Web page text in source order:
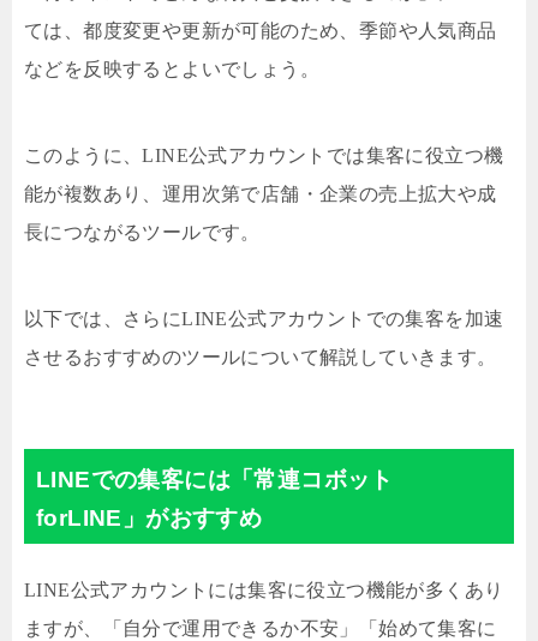
ては、都度変更や更新が可能のため、季節や人気商品
などを反映するとよいでしょう。
このように、LINE公式アカウントでは集客に役立つ機
能が複数あり、運用次第で店舗・企業の売上拡大や成
長につながるツールです。
以下では、さらにLINE公式アカウントでの集客を加速
させるおすすめのツールについて解説していきます。
LINEでの集客には「常連コボット
forLINE」がおすすめ
LINE公式アカウントには集客に役立つ機能が多くあり
ますが、「自分で運用できるか不安」「始めて集客に